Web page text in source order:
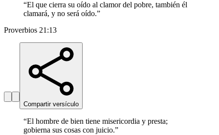
“El que cierra su oído al clamor del pobre, también él
clamará, y no será oído.”
Proverbios 21:13
Compartir versículo
“El hombre de bien tiene misericordia y presta;
gobierna sus cosas con juicio.”